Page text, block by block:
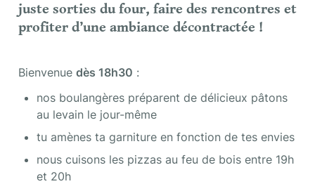
juste sorties du four, faire des rencontres et
profiter d’une ambiance décontractée !
Bienvenue dès 18h30 :
nos boulangères préparent de délicieux pâtons
au levain le jour-même
tu amènes ta garniture en fonction de tes envies
nous cuisons les pizzas au feu de bois entre 19h
et 20h